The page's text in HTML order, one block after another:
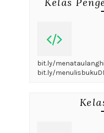
bit.ly/
bit.ly/